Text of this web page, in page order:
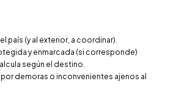
país (y al exterior, a coordinar).
y enmarcada (si corresponde)
según el destino.
demoras o inconvenientes ajenos al